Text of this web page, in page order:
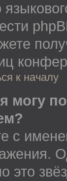
к началу
могу
с
это